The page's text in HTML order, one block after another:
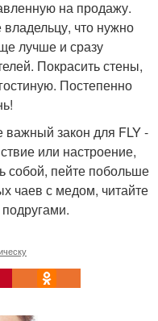
на продажу.
что нужно
лучше и сразу
Покрасить стены,
Постепенно
важный закон для FLY -
или настроение,
собой, пейте побольше
чаев с медом, читайте